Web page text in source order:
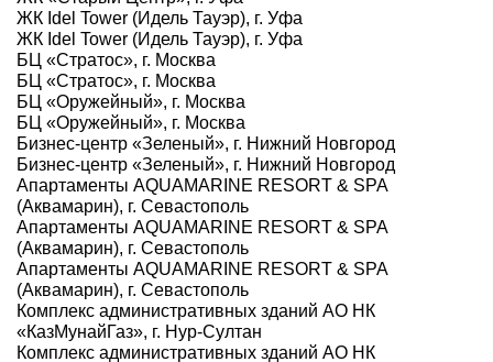
ЖК Idel Tower (Идель Тауэр), г. Уфа
ЖК Idel Tower (Идель Тауэр), г. Уфа
БЦ «Стратос», г. Москва
БЦ «Стратос», г. Москва
БЦ «Оружейный», г. Москва
БЦ «Оружейный», г. Москва
Бизнес-центр «Зеленый», г. Нижний Новгород
Бизнес-центр «Зеленый», г. Нижний Новгород
Апартаменты AQUAMARINE RESORT & SPA
(Аквамарин), г. Севастополь
Апартаменты AQUAMARINE RESORT & SPA
(Аквамарин), г. Севастополь
Апартаменты AQUAMARINE RESORT & SPA
(Аквамарин), г. Севастополь
Комплекс административных зданий АО НК
«КазМунайГаз», г. Нур-Султан
Комплекс административных зданий АО НК